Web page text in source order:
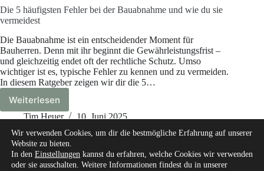
Die 5 häufigsten Fehler bei der Bauabnahme und wie du sie
vermeidest
Die Bauabnahme ist ein entscheidender Moment für
Bauherren. Denn mit ihr beginnt die Gewährleistungsfrist –
und gleichzeitig endet oft der rechtliche Schutz. Umso
wichtiger ist es, typische Fehler zu kennen und zu vermeiden.
In diesem Ratgeber zeigen wir dir die 5…
Weiterlesen
Die
5
Fehler
bei
der
Tim Heuer 10. Juni 2025
Wir verwenden Cookies, um dir die bestmögliche Erfahrung auf unserer
Website zu bieten.
In den Einstellungen kannst du erfahren, welche Cookies wir verwenden
oder sie ausschalten. Weitere Informationen findest du in unserer